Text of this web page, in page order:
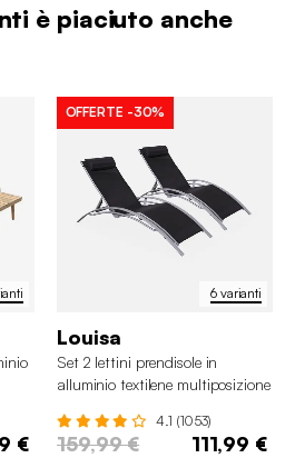
è piaciuto anche
€
6 varianti
OFFERTE -30%
Louisa
Set 2 lettini prendisole in
alluminio textilene multiposizione
4.1 (1053)
159,99 € 111,99 €